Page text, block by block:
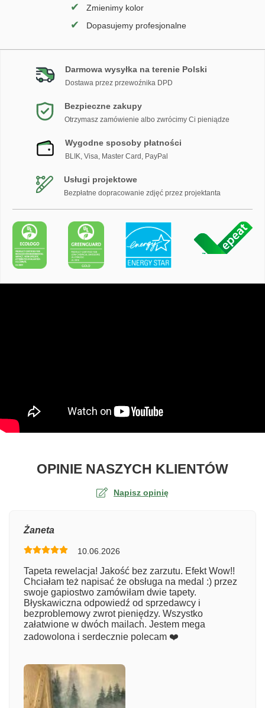
✔ Zmienimy kolor
✔ Dopasujemy profesjonalne
Darmowa wysyłka na terenie Polski
Dostawa przez przewoźnika DPD
Bezpieczne zakupy
Otrzymasz zamówienie albo zwrócimy Ci pieniądze
Wygodne sposoby płatności
BLIK, Visa, Master Card, PayPal
Usługi projektowe
Bezpłatne dopracowanie zdjęć przez projektanta
OPINIE NASZYCH KLIENTÓWO
Napisz opinię
Numer zamówienia
Imię
Żaneta
10.06.2026
Tapeta rewelacja! Jakość bez zarzutu. Efekt Wow!!
Chciałam też napisać że obsługa na medal :) przez
swoje gapiostwo zamówiłam dwie tapety.
Błyskawiczna odpowiedź od sprzedawcy i
bezproblemowy zwrot pieniędzy. Wszystko
załatwione w dwóch mailach. Jestem mega
zadowolona i serdecznie polecam ❤️